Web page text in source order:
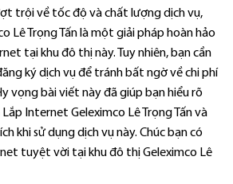
trội về tốc độ và chất lượng dịch vụ,
Lê Trọng Tấn là một giải pháp hoàn hảo
tại khu đô thị này. Tuy nhiên, bạn cần
ký dịch vụ để tránh bất ngờ về chi phí
vọng bài viết này đã giúp bạn hiểu rõ
Internet Geleximco Lê Trọng Tấn và
khi sử dụng dịch vụ này. Chúc bạn có
tuyệt vời tại khu đô thị Geleximco Lê